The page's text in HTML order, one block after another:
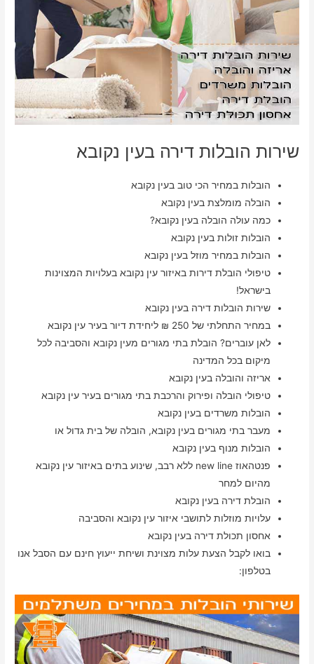
שירות הובלות דירה בעין נקובא
הובלות במחיר הכי טוב בעין נקובא
הובלה מומלצת בעין נקובא
כמה עולה הובלה בעין נקובא?
הובלות זולות בעין נקובא
הובלות במחיר מוזל בעין נקובא
טיפולי הובלת דירות באיזור עין נקובא בעלויות המצוינות
בישראל!
שירות הובלות דירה בעין נקובא
במחיר התחלתי של 250 ₪ ליחידת דיור בעיר עין נקובא
לאן עוברים? הובלת בתי מגורים מעין נקובא והסביבה לכל
מיקום בכל המדינה
אריזה והובלה בעין נקובא
טיפולי הובלה ופירוק והרכבת בתי מגורים בעיר עין נקובא
הובלות משרדים בעין נקובא
מעבר בתי מגורים בעין נקובא, הובלה של בית גדול או
הובלות מנוף בעין נקובא
פנטהאוז new line ללא רבב, שינוע בתים באיזור עין נקובא
מהיום למחר
הובלת דירה בעין נקובא
עלויות מוזלות לתושבי איזור עין נקובא והסביבה
אחסון תכולת דירה בעין נקובא
בואו לקבל הצעת עלות מצוינת ושיחת ייעוץ חינם עם הסבל אנו
בטלפון: